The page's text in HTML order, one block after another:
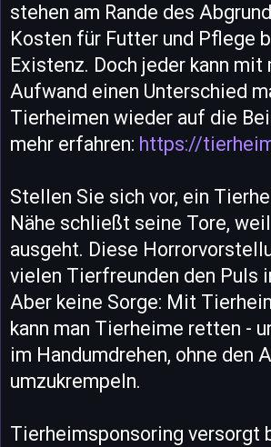
stehen am Rande des
Kosten für Futter und Pflege
Existenz. Doch jeder kann
Aufwand einen Unterschied
Tierheimen wieder auf die
mehr erfahren: https://
Stellen Sie sich vor, ein
Nähe schließt seine Tore,
ausgeht. Diese
vielen Tierfreunden den Puls
Aber keine Sorge: Mit
kann man Tierheime retten -
im Handumdrehen, ohne den
umzukrempeln.
Tierheimsponsoring versorgt